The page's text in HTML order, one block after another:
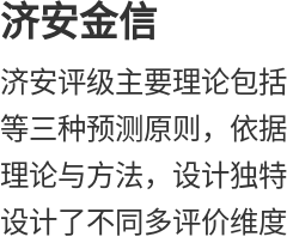
济安金信
济安评级主要理论包
等三种预测原则，依
理论与方法，设计独
设计了不同多评价维